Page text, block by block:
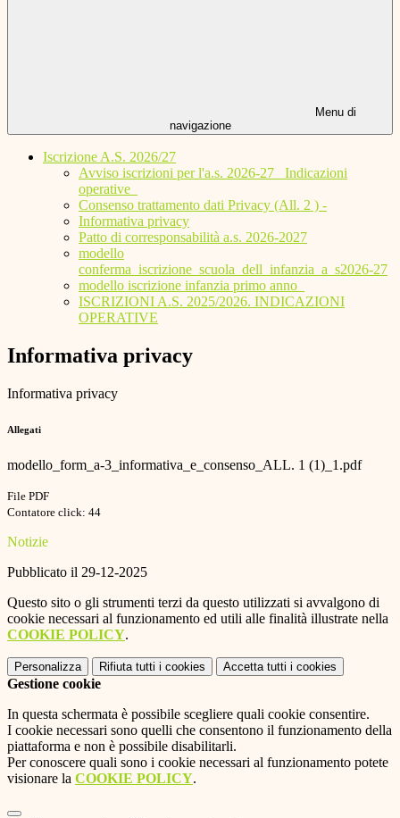
Menu di
navigazione
Iscrizione A.S. 2026/27
Avviso iscrizioni per l'a.s. 2026-27_ Indicazioni
operative_
Consenso trattamento dati Privacy (All. 2 ) -
Informativa privacy
Patto di corresponsabilità a.s. 2026-2027
modello
conferma_iscrizione_scuola_dell_infanzia_a_s2026-27
modello iscrizione infanzia primo anno_
ISCRIZIONI A.S. 2025/2026. INDICAZIONI
OPERATIVE
Informativa privacy
Informativa privacy
Allegati
modello_form_a-3_informativa_e_consenso_ALL. 1 (1)_1.pdf
File PDF
Contatore click: 44
Notizie
Pubblicato il 29-12-2025
Questo sito o gli strumenti terzi da questo utilizzati si avvalgono di
cookie necessari al funzionamento ed utili alle finalità illustrate nella
COOKIE POLICY.
Personalizza Rifiuta tutti i cookies Accetta tutti i cookies
Gestione cookie
In questa schermata è possibile scegliere quali cookie consentire.
I cookie necessari sono quelli che consentono il funzionamento della
piattaforma e non è possibile disabilitarli.
Per conoscere quali sono i cookie necessari al funzionamento potete
visionare la COOKIE POLICY.